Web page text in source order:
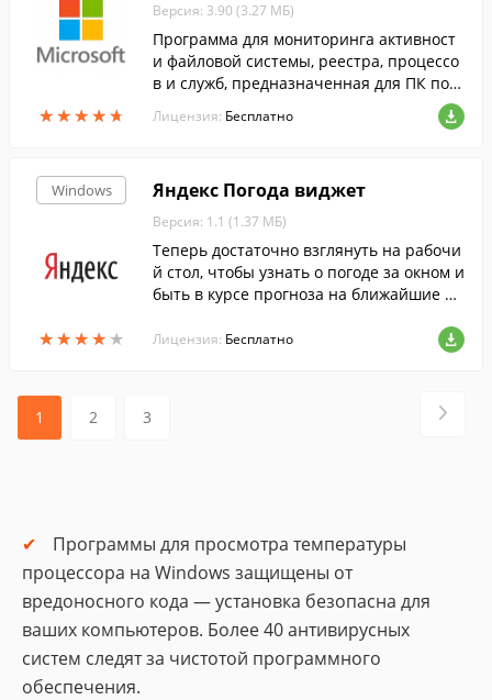
★★★★★
★★★★★
Версия: 3.90 (3.27 МБ)
Программа для мониторинга активност
и файловой системы, реестра, процессо
в и служб, предназначенная для ПК под
Лицензия: Бесплатно
Windows
★★★★ ★
★★★★ ★
Яндекс Погода виджет
Версия: 1.1 (1.37 МБ)
Теперь достаточно взглянуть на рабочи
й стол, чтобы узнать о погоде за окном и
быть в курсе прогноза на ближайшие дн
Лицензия: Бесплатно
1 2 3
Программы для просмотра температуры
процессора на Windows защищены от
вредоносного кода — установка безопасна для
ваших компьютеров. Более 40 антивирусных
систем следят за чистотой программного
обеспечения.